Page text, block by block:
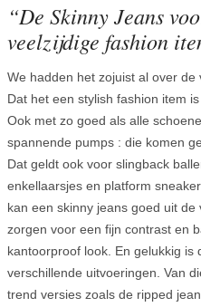
“De Skinny Jeans
veelzijdige fashion
We hadden het zojuist al over de
Dat het een stylish fashion item
Ook met zo goed als alle
spannende pumps : die komen
Dat geldt ook voor slingback
enkellaarsjes en platform
kan een skinny jeans goed uit
zorgen voor een fijn contrast en
kantoorproof look. En gelukkig is
verschillende uitvoeringen. Van
trend versies zoals de ripped